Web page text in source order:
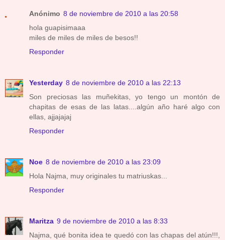
Anónimo 8 de noviembre de 2010 a las 20:58
hola guapisimaaa
miles de miles de miles de besos!!
Responder
Yesterday 8 de noviembre de 2010 a las 22:13
Son preciosas las muñekitas, yo tengo un montón de
chapitas de esas de las latas....algún año haré algo con
ellas, ajjajajaj
Responder
Noe 8 de noviembre de 2010 a las 23:09
Hola Najma, muy originales tu matriuskas...
Responder
Maritza 9 de noviembre de 2010 a las 8:33
Najma, qué bonita idea te quedó con las chapas del atún!!!,